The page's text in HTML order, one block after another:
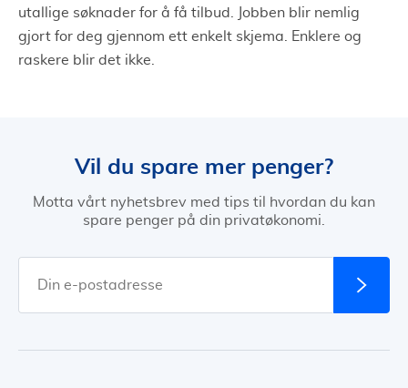
utallige søknader for å få tilbud. Jobben blir nemlig
gjort for deg gjennom ett enkelt skjema. Enklere og
raskere blir det ikke.
Vil du spare mer penger?
Motta vårt nyhetsbrev med tips til hvordan du kan
spare penger på din privatøkonomi.